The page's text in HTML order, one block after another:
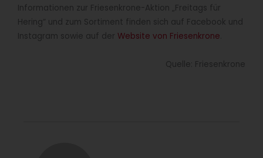
Informationen zur Friesenkrone-Aktion „Freitags für
Hering“ und zum Sortiment finden sich auf Facebook und
Instagram sowie auf der Website von Friesenkrone
Quelle: Friesenkrone